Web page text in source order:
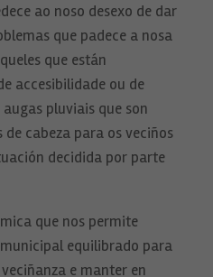
ao noso desexo de dar
que padece a nosa
que están
accesibilidade ou de
pluviais que son
cabeza para os veciños
decidida por parte
que nos permite
equilibrado para
e manter en
Necesarias
Estas
cookies no
son
Son
necesarias
para que
funcione la
Para que
mejorar la